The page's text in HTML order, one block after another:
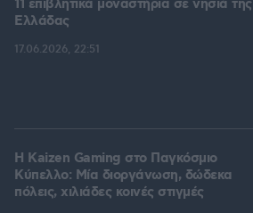
11 επιβλητικά μοναστήρια σε νησιά της
Ελλάδας
17.06.2026, 22:51
H Kaizen Gaming στο Παγκόσμιο
Kύπελλο: Μία διοργάνωση, δώδεκα
πόλεις, χιλιάδες κοινές στιγμές